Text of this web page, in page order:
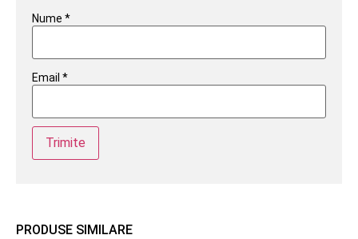
PRODUSE SIMILARE
Nume *
Email *